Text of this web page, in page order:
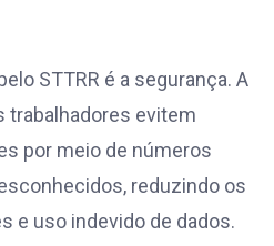
STTRR é a segurança. A
trabalhadores evitem
por meio de números
reduzindo os
e uso indevido de dados.